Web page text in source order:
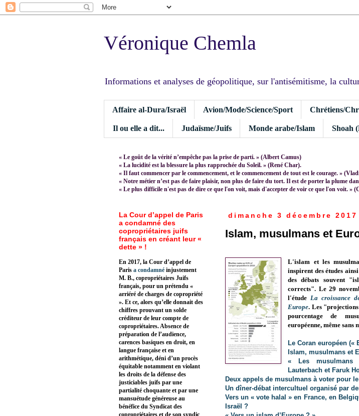
Véronique Chemla
Informations et analyses de géopolitique, sur l'antisémitisme, la
Affaire al-Dura/Israël Avion/Mode/Science/Sport Chrétiens/
Il ou elle a dit... Judaïsme/Juifs Monde arabe/Islam Shoah
« Le goût de la vérité n’empêche pas la prise de parti. » (Albert Camus)
« La lucidité est la blessure la plus rapprochée du Soleil. » (René Char).
« Il faut commencer par le commencement, et le commencement de tout est le courage. »
« Notre métier n’est pas de faire plaisir, non plus de faire du tort. Il est de porter la plume
« Le plus difficile n'est pas de dire ce que l'on voit, mais d'accepter de voir ce que l'on voit. »
dimanche 3 décembre 2017
Islam, musulmans et
L'islam et les
inspirent des études
des débats souvent
corrects". Le 29
l'étudeLa croissance
Europe. Les
pourcentage de
européenne, même
Le Coran européen («
Islam, musulmans et
« Les musulmans
Lauterbach et Faruk
Deux appels de musulmans à voter pour
Un dîner-débat intercultuel organisé par
Vers un « vote halal » en France, en
Israël ?
La Cour d’appel de Paris
a condamné des
copropriétaires juifs
français en créant leur «
dette » !
En 2017, la Cour d’appel de
Paris a condamné injustement
M. B., copropriétaires Juifs
français, pour un prétendu «
arriéré de charges de copropriété
». Et ce, alors qu’elle donnait des
chiffres prouvant un solde
créditeur de leur compte de
copropriétaires. Absence de
préparation de l’audience,
carences basiques en droit, en
langue française et en
arithmétique, déni d’un procès
équitable notamment en violant
les droits de la défense des
justiciables juifs par une
partialité choquante et par une
mansuétude généreuse au
bénéfice du Syndicat des